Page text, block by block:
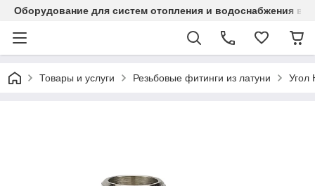
Оборудование для систем отопления и водоснабжения в
Товары и услуги Резьбовые фитинги из латуни Угол